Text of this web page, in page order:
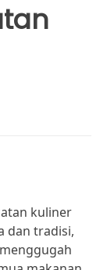
kuliner
dan tradisi,